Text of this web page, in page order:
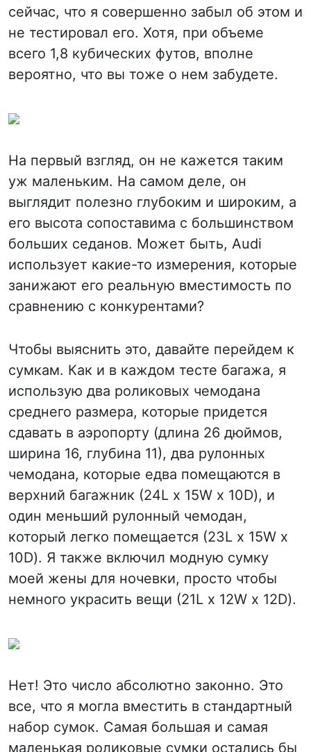
сейчас, что я совершенно забыл об этом и
не тестировал его. Хотя, при объеме
всего 1,8 кубических футов, вполне
вероятно, что вы тоже о нем забудете.
На первый взгляд, он не кажется таким
уж маленьким. На самом деле, он
выглядит полезно глубоким и широким, а
его высота сопоставима с большинством
больших седанов. Может быть, Audi
использует какие-то измерения, которые
занижают его реальную вместимость по
сравнению с конкурентами?
Чтобы выяснить это, давайте перейдем к
сумкам. Как и в каждом тесте багажа, я
использую два роликовых чемодана
среднего размера, которые придется
сдавать в аэропорту (длина 26 дюймов,
ширина 16, глубина 11), два рулонных
чемодана, которые едва помещаются в
верхний багажник (24L x 15W x 10D), и
один меньший рулонный чемодан,
который легко помещается (23L x 15W x
10D). Я также включил модную сумку
моей жены для ночевки, просто чтобы
немного украсить вещи (21L x 12W x 12D).
Нет! Это число абсолютно законно. Это
все, что я могла вместить в стандартный
набор сумок. Самая большая и самая
маленькая роликовые сумки остались бы